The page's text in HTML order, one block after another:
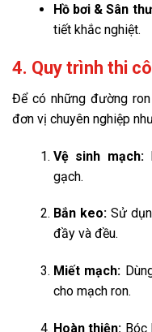
Hồ bơi & Sân
tiết khắc nghiệt.
4. Quy trình thi
Để có những đường
đơn vị chuyên nghiệp
Vệ sinh mạch:
gạch.
Bắn keo:Sử
đầy và đều.
Miết mạch:
cho mạch ron.
Hoàn thiện: Bóc